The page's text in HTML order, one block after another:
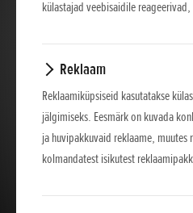
külastajad veebisaidile
Reklaam
Reklaamiküpsiseid kasutatakse
jälgimiseks. Eesmärk on kuvada
ja huvipakkuvaid reklaame, muutes
kolmandatest isikutest